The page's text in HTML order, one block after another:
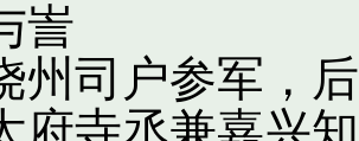
訔
州司户参军，